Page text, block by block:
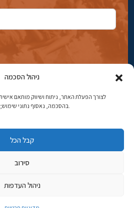
ניהול הסכמה
בהסכמה, נאסוף נתוני שימוש; ניתן לנהל או למשוך הסכמה בכל עת.
קבל הכל
סירוב
ניהול העדפות
Rehavia, Jerusalem
najww2@ybz.org.il